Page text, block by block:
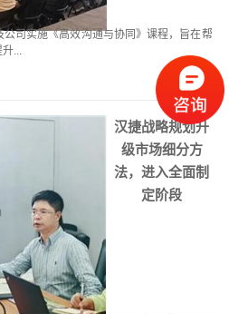
司实施《高效沟通与协同》课程，旨在帮
...
0
汉捷战略规划升
级市场细分方
法，进入全面制
定阶段